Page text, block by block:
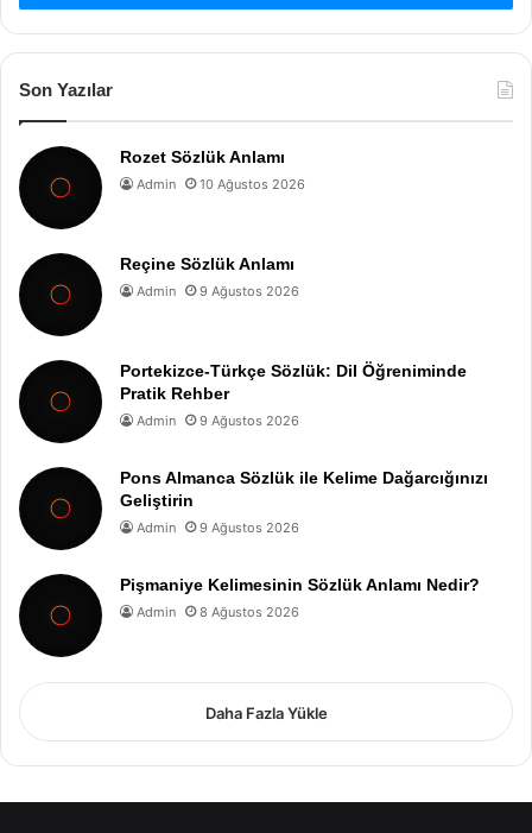
Son Yazılar
Rozet Sözlük Anlamı
Admin 10 Ağustos 2026
Reçine Sözlük Anlamı
Admin 9 Ağustos 2026
Portekizce-Türkçe Sözlük: Dil Öğreniminde
Pratik Rehber
Admin 9 Ağustos 2026
Pons Almanca Sözlük ile Kelime Dağarcığınızı
Geliştirin
Admin 9 Ağustos 2026
Pişmaniye Kelimesinin Sözlük Anlamı Nedir?
Admin 8 Ağustos 2026
Daha Fazla Yükle